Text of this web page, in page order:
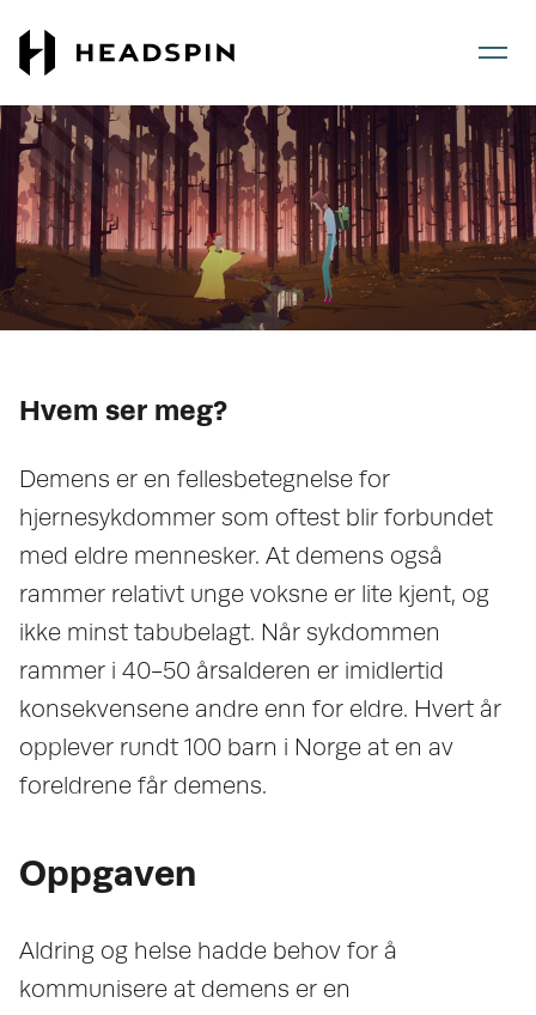
Gå
forsiden
Hvem ser meg?
Demens er en fellesbetegnelse for
hjernesykdommer som oftest blir forbundet
med eldre mennesker. At demens også
rammer relativt unge voksne er lite kjent, og
ikke minst tabubelagt. Når sykdommen
rammer i 40-50 årsalderen er imidlertid
konsekvensene andre enn for eldre. Hvert år
opplever rundt 100 barn i Norge at en av
foreldrene får demens.
Oppgaven
Aldring og helse hadde behov for å
kommunisere at demens er en